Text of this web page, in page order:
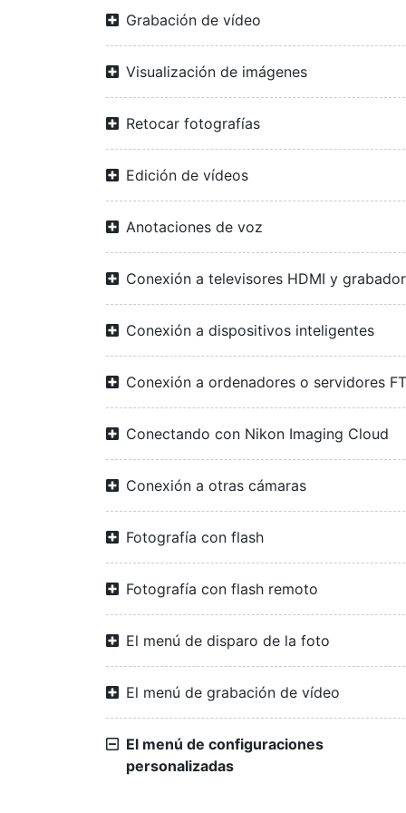
Grabación de vídeo
Visualización de imágenes
Retocar fotografías
Edición de vídeos
Anotaciones de voz
Conexión a televisores HDMI y
Conexión a dispositivos inteligentes
Conexión a ordenadores o servidores
Conectando con Nikon Imaging Cloud
Conexión a otras cámaras
Fotografía con flash
Fotografía con flash remoto
El menú de disparo de la foto
El menú de grabación de vídeo
El menú de configuraciones
personalizadas